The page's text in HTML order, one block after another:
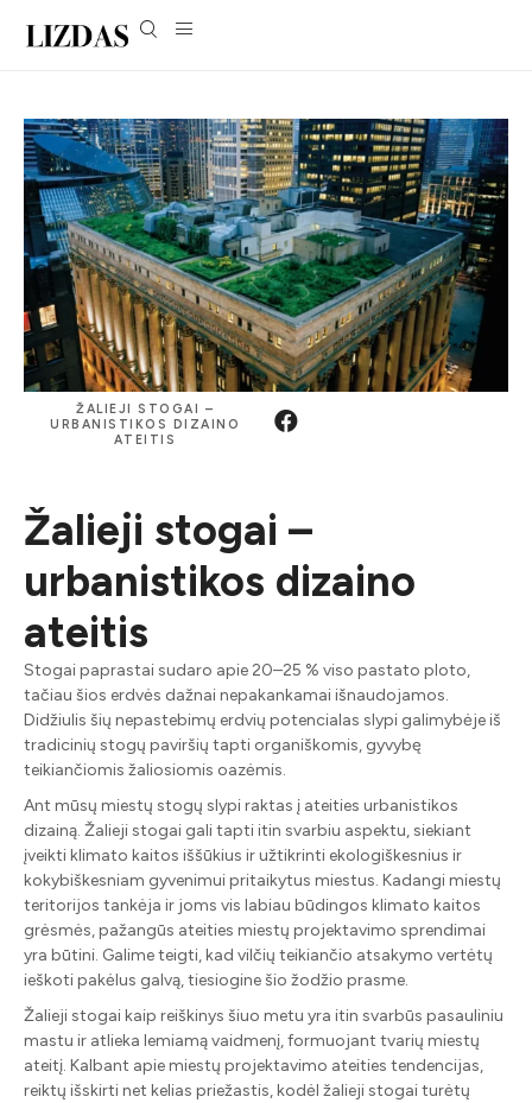
ŽALIEJI STOGAI –
URBANISTIKOS DIZAINO
ATEITIS
Žalieji stogai –
urbanistikos dizaino
ateitis
Stogai paprastai sudaro apie 20–25 % viso pastato ploto,
tačiau šios erdvės dažnai nepakankamai išnaudojamos.
Didžiulis šių nepastebimų erdvių potencialas slypi galimybėje iš
tradicinių stogų paviršių tapti organiškomis, gyvybę
teikiančiomis žaliosiomis oazėmis.
Ant mūsų miestų stogų slypi raktas į ateities urbanistikos
dizainą. Žalieji stogai gali tapti itin svarbiu aspektu, siekiant
įveikti klimato kaitos iššūkius ir užtikrinti ekologiškesnius ir
kokybiškesniam gyvenimui pritaikytus miestus. Kadangi miestų
teritorijos tankėja ir joms vis labiau būdingos klimato kaitos
grėsmės, pažangūs ateities miestų projektavimo sprendimai
yra būtini. Galime teigti, kad vilčių teikiančio atsakymo vertėtų
ieškoti pakėlus galvą, tiesiogine šio žodžio prasme.
Žalieji stogai kaip reiškinys šiuo metu yra itin svarbūs pasauliniu
mastu ir atlieka lemiamą vaidmenį, formuojant tvarių miestų
ateitį. Kalbant apie miestų projektavimo ateities tendencijas,
reiktų išskirti net kelias priežastis, kodėl žalieji stogai turėtų